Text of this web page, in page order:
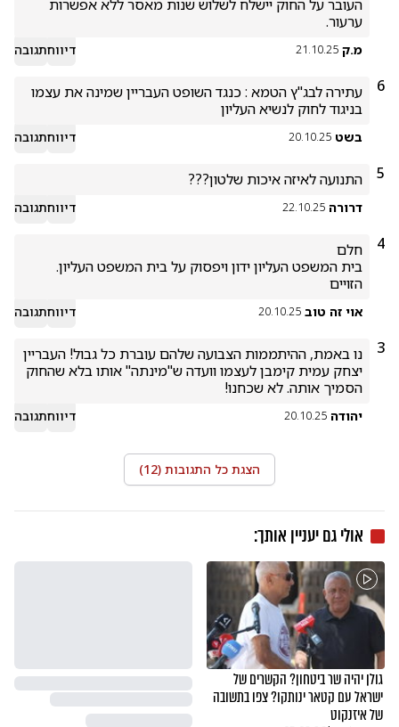
ערעור.
מ.ק 21.10.25 דיווחתגובה
6
בניגוד לחוק לנשיא העליון
בשט 20.10.25 דיווחתגובה
5 התנועה לאיזה איכות שלטון???
דרורה 22.10.25 דיווחתגובה
4
הזויים
אוי זה טוב 20.10.25 דיווחתגובה
3
הסמיך אותה. לא שכחנו!
יהודה 20.10.25 דיווחתגובה
הצגת כל התגובות (12
)
אולי גם יעניין אותך:
גולן יהיה שר ביטחון? הקשרים של
ישראל עם קטאר ינותקו? צפו בתשובה
של איזנקוט